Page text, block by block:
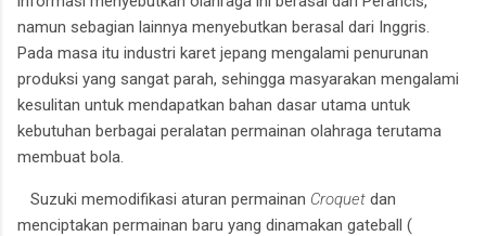
namun sebagian lainnya menyebutkan berasal dari Inggris.
Pada masa itu industri karet jepang mengalami penurunan
produksi yang sangat parah, sehingga masyarakan mengalami
kesulitan untuk mendapatkan bahan dasar utama untuk
kebutuhan berbagai peralatan permainan olahraga terutama
membuat bola.
Suzuki memodifikasi aturan permainan Croquet dan
menciptakan permainan baru yang dinamakan gateball (